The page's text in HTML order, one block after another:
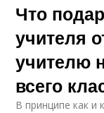
Что
учителя
учителю
всего
В принципе как и